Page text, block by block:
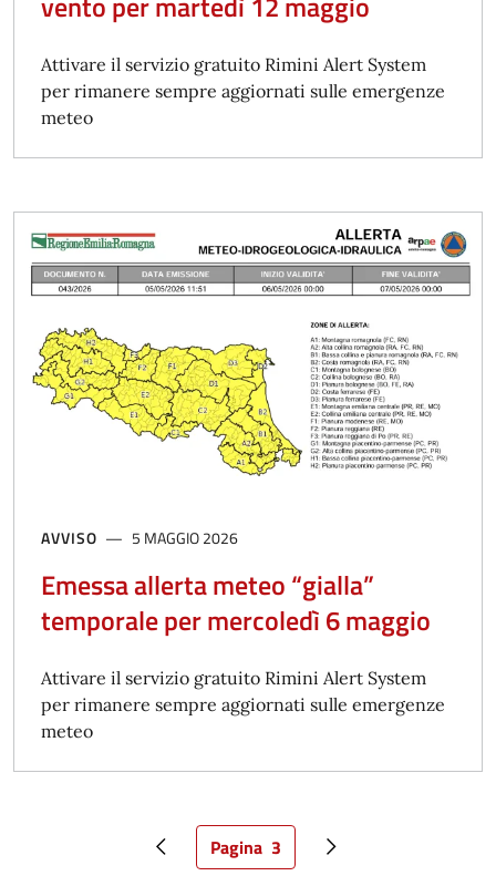
Attivare il servizio gratuito Rimini Alert System
per rimanere sempre aggiornati sulle emergenze
meteo
AVVISO 5 MAGGIO 2026
Emessa allerta meteo “gialla”
temporale per mercoledì 6 maggio
Attivare il servizio gratuito Rimini Alert System
per rimanere sempre aggiornati sulle emergenze
meteo
Pagina precedente
Pagina attuale
Pagina 3 Pagina successiva